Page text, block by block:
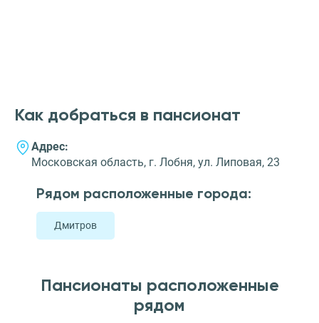
Как добраться в пансионат
Адрес:
Московская область, г. Лобня, ул. Липовая, 23
Рядом расположенные города:
Дмитров
Пансионаты расположенные
рядом